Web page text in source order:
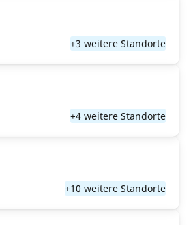
+3 weitere Standorte
+4 weitere Standorte
+10 weitere Standorte